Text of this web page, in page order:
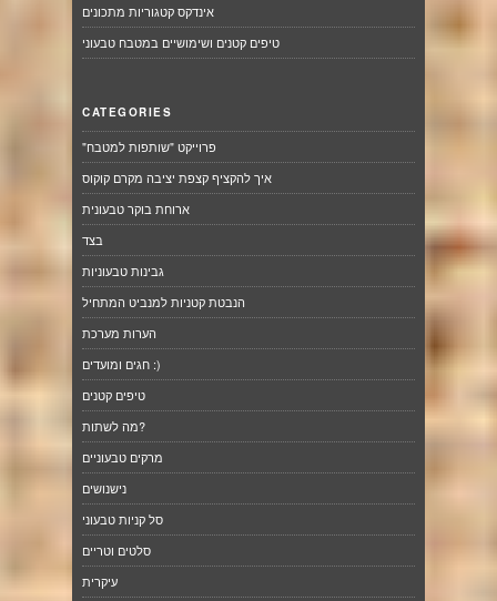
אינדקס קטגוריות מתכונים
טיפים קטנים ושימושיים במטבח טבעוני
CATEGORIES
"פרוייקט "שותפות למטבח
איך להקציף קצפת יציבה מקרם קוקוס
ארוחת בוקר טבעונית
בצד
גבינות טבעוניות
הנבטת קטניות למנביט המתחיל
הערות מערכת
חגים ומועדים :)
טיפים קטנים
מה לשתות?
מרקים טבעוניים
נישנושים
סל קניות טבעוני
סלטים וטריים
עיקרית